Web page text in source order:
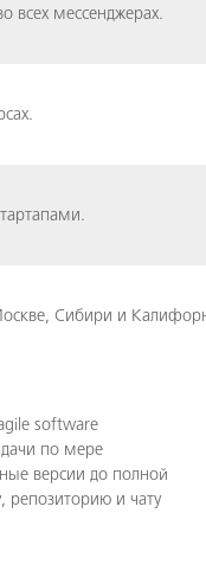
всех мессенджерах.
Сибири и
software
по мере
версии до полной
репозиторию и чату